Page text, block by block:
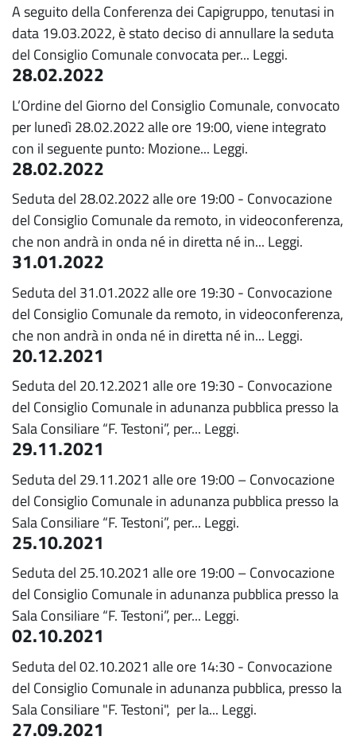
A seguito della Conferenza dei Capigruppo, tenutasi in
data 19.03.2022, è stato deciso di annullare la seduta
del Consiglio Comunale convocata per... Leggi.
28.02.2022
L’Ordine del Giorno del Consiglio Comunale, convocato
per lunedì 28.02.2022 alle ore 19:00, viene integrato
con il seguente punto: Mozione... Leggi.
28.02.2022
Seduta del 28.02.2022 alle ore 19:00 - Convocazione
del Consiglio Comunale da remoto, in videoconferenza,
che non andrà in onda né in diretta né in... Leggi.
31.01.2022
Seduta del 31.01.2022 alle ore 19:30 - Convocazione
del Consiglio Comunale da remoto, in videoconferenza,
che non andrà in onda né in diretta né in... Leggi.
20.12.2021
Seduta del 20.12.2021 alle ore 19:30 - Convocazione
del Consiglio Comunale in adunanza pubblica presso la
Sala Consiliare “F. Testoni”, per... Leggi.
29.11.2021
Seduta del 29.11.2021 alle ore 19:00 – Convocazione
del Consiglio Comunale in adunanza pubblica presso la
Sala Consiliare “F. Testoni”, per... Leggi.
25.10.2021
Seduta del 25.10.2021 alle ore 19:00 – Convocazione
del Consiglio Comunale in adunanza pubblica presso la
Sala Consiliare “F. Testoni”, per... Leggi.
02.10.2021
Seduta del 02.10.2021 alle ore 14:30 - Convocazione
del Consiglio Comunale in adunanza pubblica, presso la
Sala Consiliare "F. Testoni", per la... Leggi.
27.09.2021